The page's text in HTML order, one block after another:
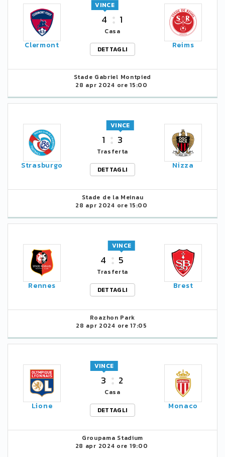
Clermont
4
VINCE
1
Casa
DETTAGLI
Reims
Stade Gabriel Montpied
28 apr 2024 ore 15:00
Strasburgo
1 3
VINCE
Trasferta
DETTAGLI
Nizza
Stade de la Meinau
28 apr 2024 ore 15:00
Rennes
4 5
VINCE
Trasferta
DETTAGLI
Brest
Roazhon Park
28 apr 2024 ore 17:05
Lione
3
VINCE
2
Casa
DETTAGLI
Monaco
Groupama Stadium
28 apr 2024 ore 19:00